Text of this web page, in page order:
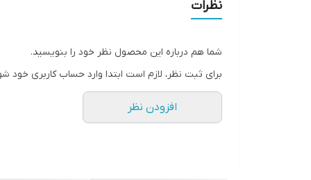
نظرات
شما هم درباره این محصول نظر خود را بنویسید.
برای ثبت نظر، لازم است ابتدا وارد حساب کاربری خود
افزودن نظر